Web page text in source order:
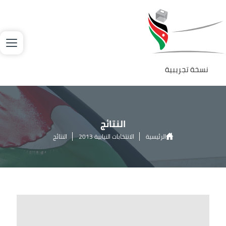
تجاوز إلى المحتوى الرئيسي
نسخة تجريبية
النتائج
الرئيسية الانتخابات النيابية 2013 النتائج